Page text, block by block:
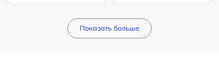
Показать больше